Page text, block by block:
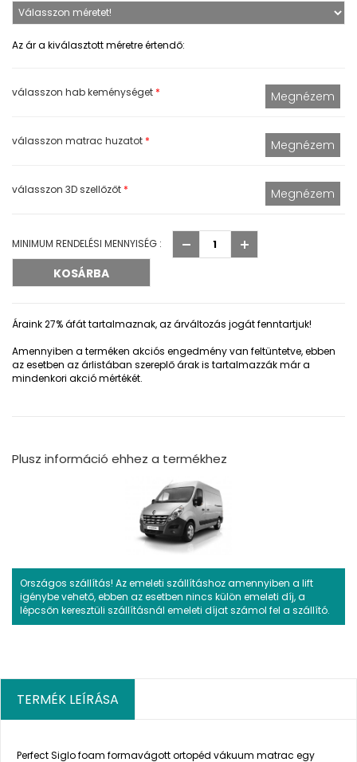
Az ár a kiválasztott méretre értendő:
válasszon hab keménységet *
válasszon matrac huzatot *
válasszon 3D szellőzőt *
MINIMUM RENDELÉSI MENNYISÉG :
Áraink 27% áfát tartalmaznak, az árváltozás jogát fenntartjuk!
Amennyiben a terméken akciós engedmény van feltüntetve, ebben
az esetben az árlistában szereplő árak is tartalmazzák már a
mindenkori akció mértékét.
Plusz információ ehhez a termékhez
Országos szállítás! Az emeleti szállításhoz amennyiben a lift
igénybe vehető, ebben az esetben nincs külön emeleti díj, a
lépcsőn keresztüli szállításnál emeleti díjat számol fel a szállító.
TERMÉK LEÍRÁSA
Perfect Siglo foam formavágott ortopéd vákuum matrac egy